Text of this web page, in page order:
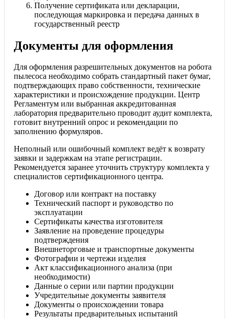
Получение сертификата или декларации,
последующая маркировка и передача данных в
государственный реестр
Документы для оформления
Для оформления разрешительных документов на робота
пылесоса необходимо собрать стандартный пакет бумаг,
подтверждающих право собственности, технические
характеристики и происхождение продукции. Центр
Регламентум или выбранная аккредитованная
лаборатория предварительно проводит аудит комплекта,
готовит внутренний опрос и рекомендации по
заполнению формуляров.
Неполный или ошибочный комплект ведёт к возврату
заявки и задержкам на этапе регистрации.
Рекомендуется заранее уточнить структуру комплекта у
специалистов сертификационного центра.
Договор или контракт на поставку
Технический паспорт и руководство по
эксплуатации
Сертификаты качества изготовителя
Заявление на проведение процедуры
подтверждения
Внешнеторговые и транспортные документы
Фотографии и чертежи изделия
Акт классификационного анализа (при
необходимости)
Данные о серии или партии продукции
Учредительные документы заявителя
Документы о происхождении товара
Результаты предварительных испытаний